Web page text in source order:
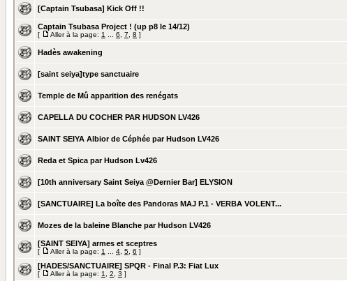
[Captain Tsubasa] Kick Off !!
Captain Tsubasa Project ! (up p8 le 14/12)
[ Aller à la page: 1 6 7 8 ]
Hadès awakening
[saint seiya]type sanctuaire
Temple de Mû apparition des renégats
CAPELLA DU COCHER PAR HUDSON LV426
SAINT SEIYA Albior de Céphée par Hudson LV426
Reda et Spica par Hudson Lv426
[10th anniversary Saint Seiya @Dernier Bar] ELYSION
[SANCTUAIRE] La boîte des Pandoras MAJ P.1 - VERBA VOLENT...
Mozes de la baleine Blanche par Hudson LV426
[SAINT SEIYA] armes et sceptres
[ Aller à la page: 1 4 5 6 ]
[HADES/SANCTUAIRE] SPQR - Final P.3: Fiat Lux
[ Aller à la page: 1 2 3 ]